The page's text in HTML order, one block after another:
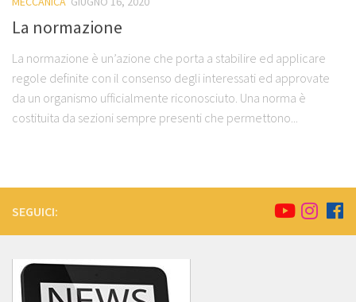
La normazione
La normazione è un’azione che porta a stabilire ed applicare
regole definite con il consenso degli interessati ed approvate
da un organismo ufficialmente riconosciuto. Una norma è
costituita da sezioni sempre presenti che permettono...
SEGUICI: